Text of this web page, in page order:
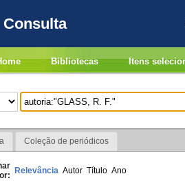
Consulta
Bibliotecas Itens
Coleção de periódicos
Relevância Autor Título Ano